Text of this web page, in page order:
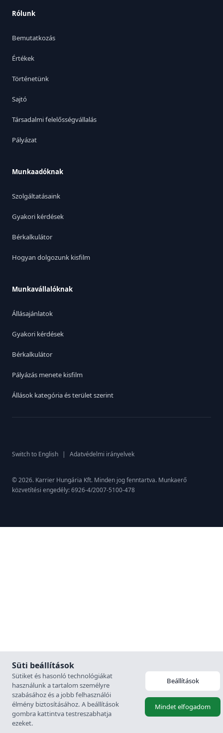
Rólunk
Bemutatkozás
Értékek
Történetünk
Sajtó
Társadalmi felelősségvállalás
Pályázat
Munkaadóknak
Szolgáltatásaink
Gyakori kérdések
Bérkalkulátor
Hogyan dolgozunk kisfilm
Munkavállalóknak
Állásajánlatok
Gyakori kérdések
Bérkalkulátor
Pályázás menete kisfilm
Állások kategória és terület szerint
Switch to English | Adatvédelmi irányelvek
© 2026. Karrier Hungária Kft. Minden jog fenntartva. Munkaerő
közvetítési engedély: 6926-4/2007-5100-478
Süti beállítások
Sütiket és hasonló technológiákat
használunk a tartalom személyre
szabásához és a jobb felhasználói
élmény biztosításához. A beállítások
gombra kattintva testreszabhatja
ezeket.
Beállítások
Mindet elfogadom